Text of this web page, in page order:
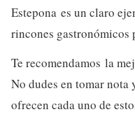
Estepona es un claro
rincones gastronómicos
Te recomendamos la
No dudes en tomar nota
ofrecen cada uno de